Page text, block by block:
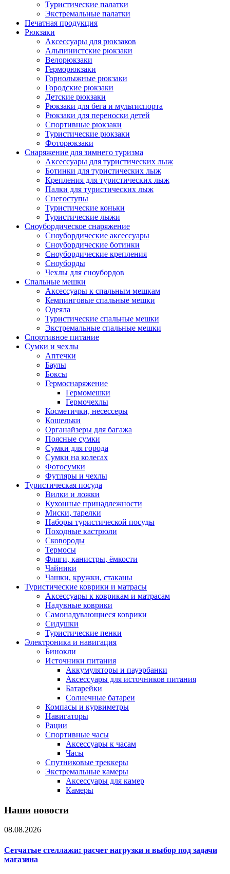
Туристические палатки
Экстремальные палатки
Печатная продукция
Рюкзаки
Аксессуары для рюкзаков
Альпинистские рюкзаки
Велорюкзаки
Герморюкзаки
Горнолыжные рюкзаки
Городские рюкзаки
Детские рюкзаки
Рюкзаки для бега и мультиспорта
Рюкзаки для переноски детей
Спортивные рюкзаки
Туристические рюкзаки
Фоторюкзаки
Снаряжение для зимнего туризма
Аксессуары для туристических лыж
Ботинки для туристических лыж
Крепления для туристических лыж
Палки для туристических лыж
Снегоступы
Туристические коньки
Туристические лыжи
Сноубордическое снаряжение
Сноубордические аксессуары
Сноубордические ботинки
Сноубордические крепления
Сноуборды
Чехлы для сноубордов
Спальные мешки
Аксессуары к спальным мешкам
Кемпинговые спальные мешки
Одеяла
Туристические спальные мешки
Экстремальные спальные мешки
Спортивное питание
Сумки и чехлы
Аптечки
Баулы
Боксы
Гермоснаряжение
Гермомешки
Гермочехлы
Косметички, несессеры
Кошельки
Органайзеры для багажа
Поясные сумки
Сумки для города
Сумки на колесах
Фотосумки
Футляры и чехлы
Туристическая посуда
Вилки и ложки
Кухонные принадлежности
Миски, тарелки
Наборы туристической посуды
Походные кастрюли
Сковороды
Термосы
Фляги, канистры, ёмкости
Чайники
Чашки, кружки, стаканы
Туристические коврики и матрасы
Аксессуары к коврикам и матрасам
Надувные коврики
Самонадувающиеся коврики
Сидушки
Туристические пенки
Электроника и навигация
Бинокли
Источники питания
Аккумуляторы и пауэрбанки
Аксессуары для источников питания
Батарейки
Солнечные батареи
Компасы и курвиметры
Навигаторы
Рации
Спортивные часы
Аксессуары к часам
Часы
Спутниковые треккеры
Экстремальные камеры
Аксессуары для камер
Камеры
Наши новости
08.08.2026
Сетчатые стеллажи: расчет нагрузки и выбор под задачи
магазина